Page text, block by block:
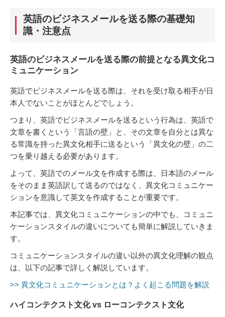
英語のビジネスメールを送る際の基礎知
識・注意点
英語のビジネスメールを送る際の前提となる異文化コ
ミュニケーション
英語でビジネスメールを送る際は、それを受け取る相手が日
本人でないことがほとんどでしょう。
つまり、英語でビジネスメールを送るという行為は、英語で
文章を書くという「言語の壁」と、その文章を自分とは異な
る常識を持った異文化相手に送るという「異文化の壁」の二
つを乗り越える必要があります。
よって、英語でのメール文を作成する際は、日本語のメール
をそのまま英語訳して送るのではなく、異文化コミュニケー
ションを意識して英文を作成することが重要です。
本記事では、異文化コミュニケーションの中でも、コミュニ
ケーションスタイルの違いについても簡単に解説していきま
す。
コミュニケーションスタイルの違い以外の異文化理解の観点
は、以下の記事で詳しく解説しています。
>> 異文化コミュニケーションとは？よく起こる問題を解説
ハイコンテクスト文化 vs ローコンテクスト文化